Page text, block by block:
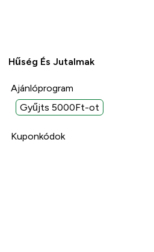
Hűség És Jutalmak
Ajánlóprogram
Gyűjts 5000Ft-ot
Kuponkódok